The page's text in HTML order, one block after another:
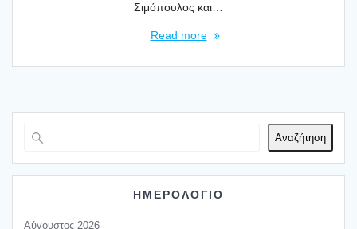
Σιμό­που­λος και…
Read more
Αναζήτηση
ΗΜΕΡΟΛΟΓΙΟ
Αύγουστος 2026